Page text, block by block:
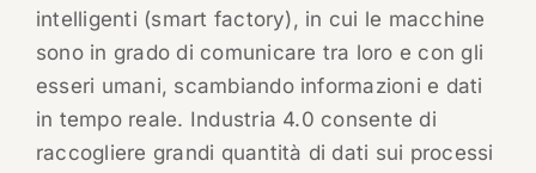
intelligenti (smart factory), in cui le macchine
sono in grado di comunicare tra loro e con gli
esseri umani, scambiando informazioni e dati
in tempo reale. Industria 4.0 consente di
raccogliere grandi quantità di dati sui processi